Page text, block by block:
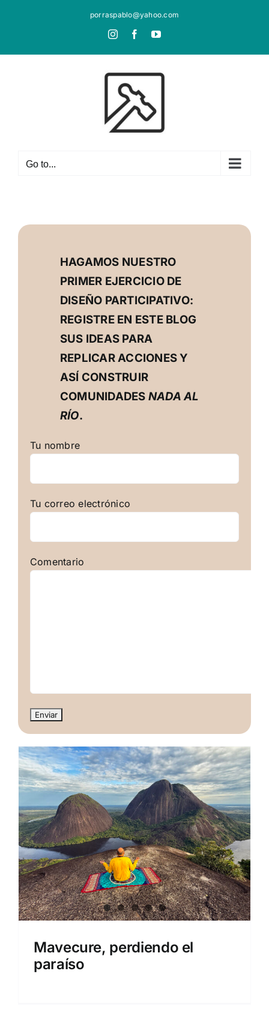
porraspablo@yahoo.com
InstagramFacebookYouTube
Go to...
HAGAMOS NUESTRO
PRIMER EJERCICIO DE
DISEÑO PARTICIPATIVO:
REGISTRE EN ESTE BLOG
SUS IDEAS PARA
REPLICAR ACCIONES Y
ASÍ CONSTRUIR
COMUNIDADES NADA AL
RÍO.
Tu nombre
Tu correo electrónico
Comentario
Mavecure, perdiendo el
paraíso